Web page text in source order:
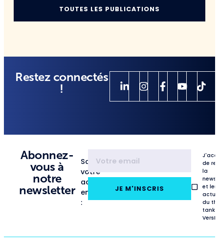
TOUTES LES PUBLICATIONS
Restez connectés
!
Abonnez-
vous à
notre
newsletter
Saisissez
votre
adresse
email
:
JE M'INSCRIS
de
la
et les
du
tank